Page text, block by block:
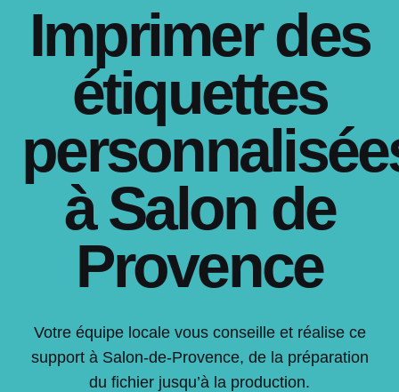
Imprimer des
étiquettes
à Salon de
Provence
Votre équipe locale vous conseille et réalise ce
support à Salon-de-Provence, de la préparation
du fichier jusqu’à la production.